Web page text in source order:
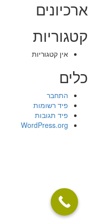
ארכיונים
קטגוריות
אין קטגוריות
כלים
התחבר
פיד רשומות
פיד תגובות
WordPress.org